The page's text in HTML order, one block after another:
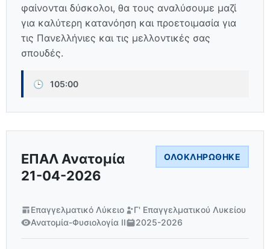
φαίνονται δύσκολοι, θα τους αναλύσουμε μαζί
για καλύτερη κατανόηση και προετοιμασία για
τις Πανελλήνιες και τις μελλοντικές σας
σπουδές.
🕒 105:00
ΕΠΑΛ Ανατομία
21-04-2026
ΟΛΟΚΛΗΡΏΘΗΚΕ
Επαγγελματικό Λύκειο
Γ' Επαγγελματικού Λυκείου
Ανατομία-Φυσιολογία ΙΙ
2025-2026